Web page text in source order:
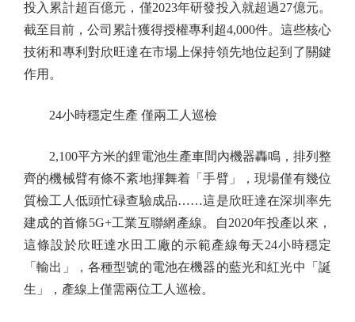
投入累計超百億元，僅2023年研發投入就超過27億元。
截至目前，公司累計獲得授權專利超4,000件。這些核心
技術和專利對欣旺達在市場上保持領先地位起到了關鍵
作用。
24小時穩定生產 僅兩工人巡檢
2,100平方米的鋰電池生產車間內機器轟鳴，排列整
齊的機械臂有條不紊地揮舞着「手臂」，現場僅有幾位
質檢工人低頭忙碌查驗成品……這是欣旺達在深圳率先
建成的首條5G+工業互聯網產線。自2020年投產以來，
這條設於欣旺達水田工廠的示範產線每天24小時穩定
「輸出」，各種型號的電池在機器的藍光和紅光中「誕
生」，產線上僅需兩位工人巡檢。